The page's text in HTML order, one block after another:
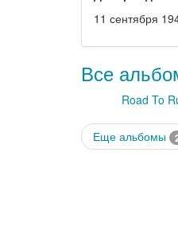
11 сентября
Все
Road To
Еще альбомы